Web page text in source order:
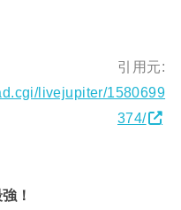
引用元:
livejupiter/1580699
374/
！